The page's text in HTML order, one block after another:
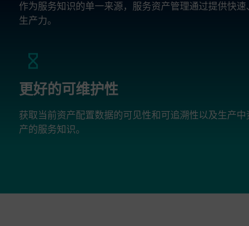
作为服务知识的单一来源，服务资产管理通过提供快
生产力。
更好的可维护性
获取当前资产配置数据的可见性和可追溯性以及生产中
产的服务知识。